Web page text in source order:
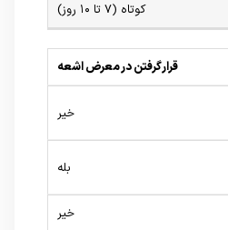
کوتاه (۷ تا ۱۰ روز)
قرار گرفتن در معرض اشعه
خیر
بله
خیر